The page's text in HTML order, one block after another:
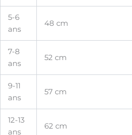
5-6
ans
48 cm
7-8
ans
52 cm
9-11
ans
57 cm
12-13
ans
62 cm